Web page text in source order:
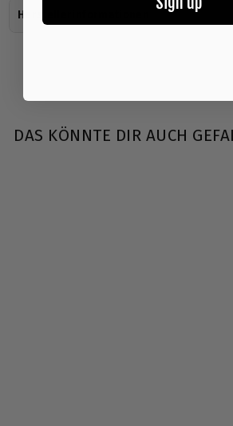
Herstellerinformationen
DAS KÖNNTE DIR AUCH